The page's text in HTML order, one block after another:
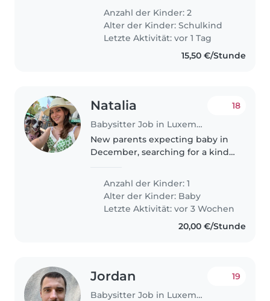
une baby-sitter ou nounou à
l'aise avec la cuisine, les tâches
ménagères et l'aide aux devoirs
pour..
Anzahl der Kinder: 2
Alter der Kinder:Schulkind
Letzte Aktivität: vor 1 Tag
15,50 €/Stunde
Natalia
Babysitter Job in Luxemburg
18
New parents expecting baby in
December, searching for a kind
to care for our newborn. Must be
comfortable with pets and
cooking, and speak English and..
Anzahl der Kinder: 1
Alter der Kinder: Baby
Letzte Aktivität: vor 3 Wochen
20,00 €/Stunde
Jordan
Babysitter Job in Luxemburg
19